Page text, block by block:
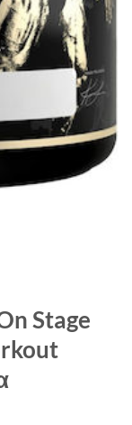
Stage